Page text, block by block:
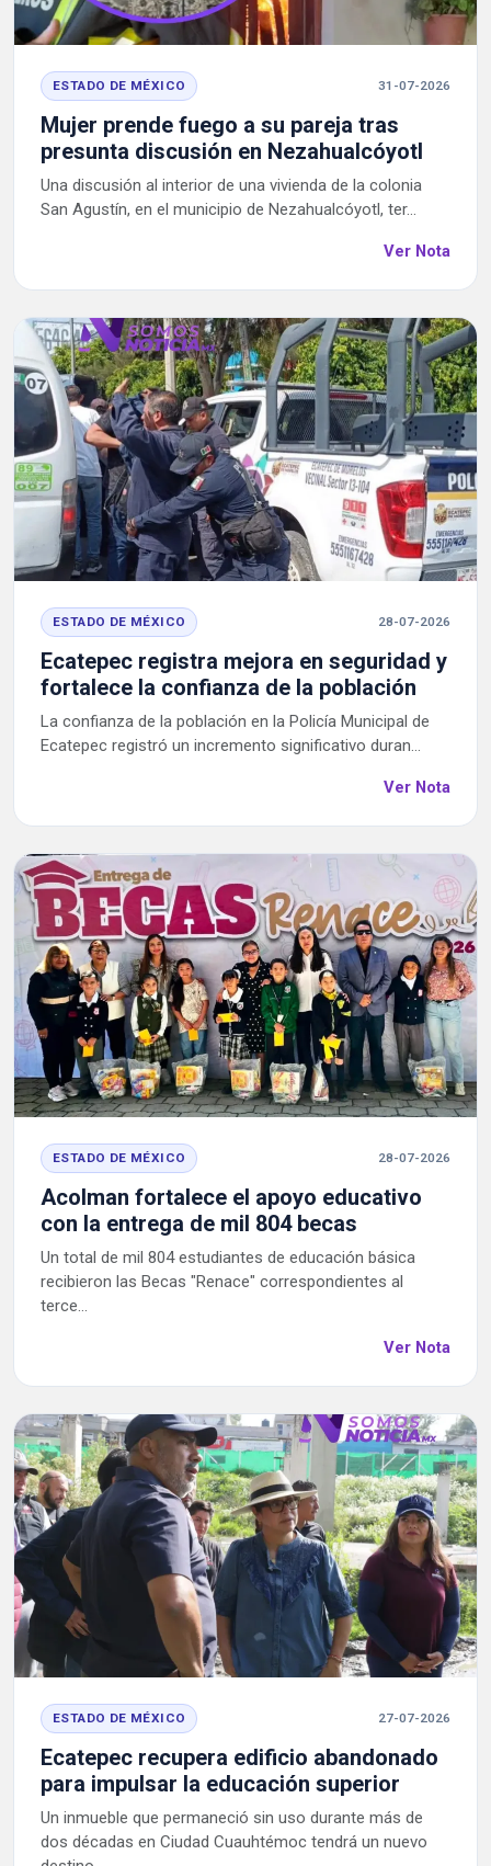
ESTADO DE MÉXICO 31-07-2026
Mujer prende fuego a su pareja tras
presunta discusión en Nezahualcóyotl
Una discusión al interior de una vivienda de la colonia
San Agustín, en el municipio de Nezahualcóyotl, ter...
Ver Nota
ESTADO DE MÉXICO 28-07-2026
Ecatepec registra mejora en seguridad y
fortalece la confianza de la población
La confianza de la población en la Policía Municipal de
Ecatepec registró un incremento significativo duran...
Ver Nota
ESTADO DE MÉXICO 28-07-2026
Acolman fortalece el apoyo educativo
con la entrega de mil 804 becas
Un total de mil 804 estudiantes de educación básica
recibieron las Becas "Renace" correspondientes al
terce...
Ver Nota
ESTADO DE MÉXICO 27-07-2026
Ecatepec recupera edificio abandonado
para impulsar la educación superior
Un inmueble que permaneció sin uso durante más de
dos décadas en Ciudad Cuauhtémoc tendrá un nuevo